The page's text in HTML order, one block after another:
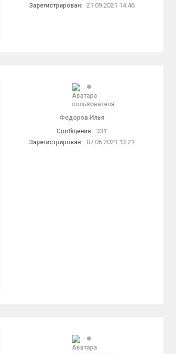
Зарегистрирован: 21.09.2021 14:46
Федоров Илья
Сообщения: 331
Зарегистрирован:
07.06.2021 13:21